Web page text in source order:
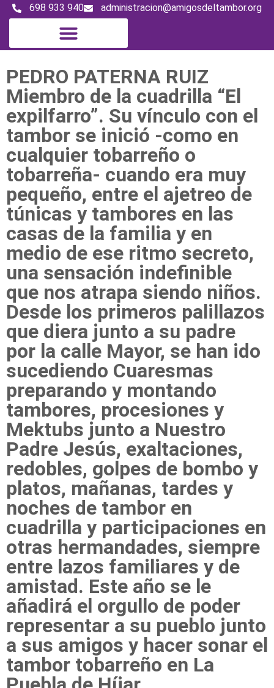
698 933 940 administracion@amigosdeltambor.org
PEDRO PATERNA RUIZ
Miembro de la cuadrilla “El
expilfarro”. Su vínculo con el
tambor se inició -como en
cualquier tobarreño o
tobarreña- cuando era muy
pequeño, entre el ajetreo de
túnicas y tambores en las
casas de la familia y en
medio de ese ritmo secreto,
una sensación indefinible
que nos atrapa siendo niños.
Desde los primeros palillazos
que diera junto a su padre
por la calle Mayor, se han ido
sucediendo Cuaresmas
preparando y montando
tambores, procesiones y
Mektubs junto a Nuestro
Padre Jesús, exaltaciones,
redobles, golpes de bombo y
platos, mañanas, tardes y
noches de tambor en
cuadrilla y participaciones en
otras hermandades, siempre
entre lazos familiares y de
amistad. Este año se le
añadirá el orgullo de poder
representar a su pueblo junto
a sus amigos y hacer sonar el
tambor tobarreño en La